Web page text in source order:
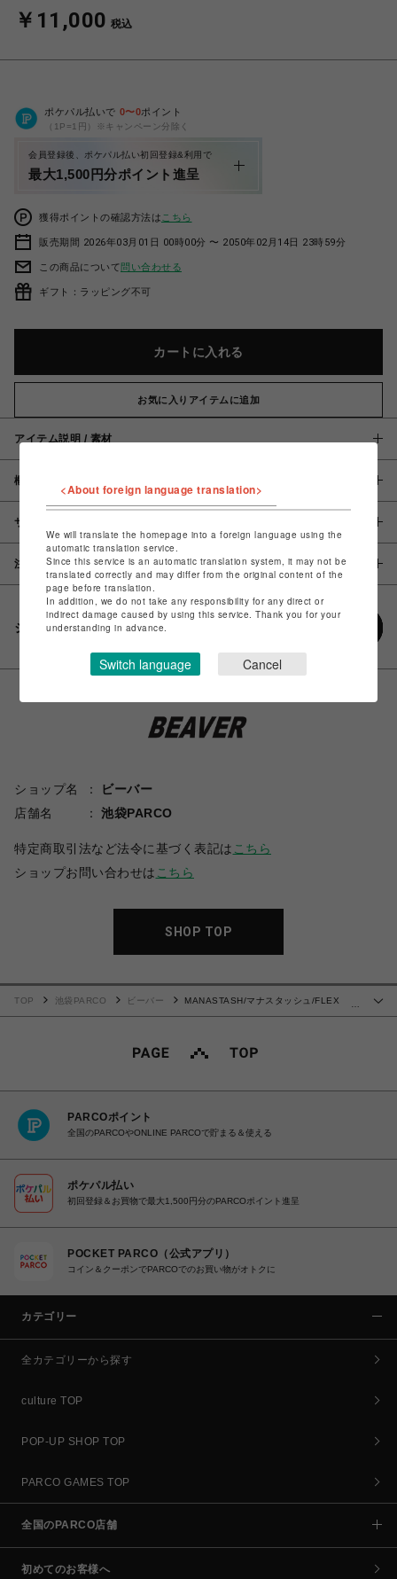
￥11,000 税込
ポケパル払いで 0〜0ポイント
（1P=1円）※キャンペーン分除く
会員登録後、ポケパル払い初回登録&利用で
最大1,500円分ポイント進呈
獲得ポイントの確認方法は こちら
販売期間 2026年03月01日 00時00分 〜 2050年02月14日 23時59分
この商品について問い合わせる
ギフト：ラッピング不可
カートに入れる
お気に入りアイテムに追加
アイテム説明 / 素材
概要
サイズ
注意事項
シェアする
ショップ名
ビーバー
店舗名
池袋PARCO
特定商取引法など法令に基づく表記は こちら
ショップお問い合わせは こちら
SHOP TOP
TOP 池袋PARCO ビーバー
MANASTASH/マナスタッシュ/FLEX
PARCOポイント
全国のPARCOやONLINE PARCOで貯まる＆使える
ポケパル払い
初回登録＆お買物で最大1,500円分のPARCOポイント進呈
POCKET PARCO（公式アプリ）
コイン＆クーポンでPARCOでのお買い物がオトクに
カテゴリー
全カテゴリーから探す
culture TOP
POP-UP SHOP TOP
PARCO GAMES TOP
全国のPARCO店舗
初めてのお客様へ
<About foreign language translation>
We will translate the homepage into a foreign language using the
automatic translation service.
Since this service is an automatic translation system, it may not be
translated correctly and may differ from the original content of the
page before translation.
In addition, we do not take any responsibility for any direct or
indirect damage caused by using this service. Thank you for your
understanding in advance.
Switch language Cancel